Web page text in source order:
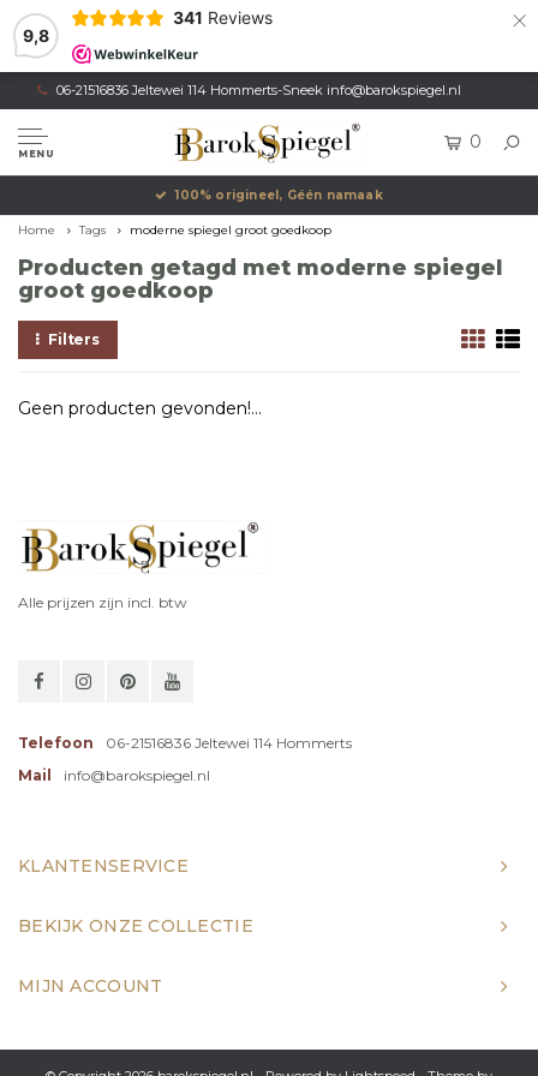
9,8
341 Reviews ×
06-21516836 Jeltewei 114 Hommerts-Sneek info@barokspiegel.nl
MENU
0
100% origineel, Géén namaak
Home Tags moderne spiegel groot goedkoop
Producten getagd met moderne spiegel
groot goedkoop
Filters
Geen producten gevonden!...
Alle prijzen zijn incl. btw
Telefoon
06-21516836 Jeltewei 114 Hommerts
Mail
info@barokspiegel.nl
KLANTENSERVICE
BEKIJK ONZE COLLECTIE
MIJN ACCOUNT